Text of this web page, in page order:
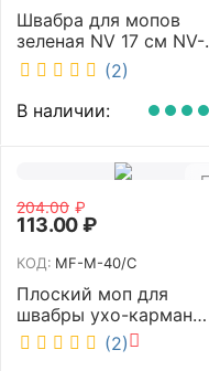
Швабра для мопов
зеленая NV 17 см NV-
MOP107G (2)
В наличии:
204.00 ₽
113.00₽
КОД: MF-M-40/C
Плоский моп для
швабры ухо-карман
белый 40 см NV MF-M-
40/C
(2)